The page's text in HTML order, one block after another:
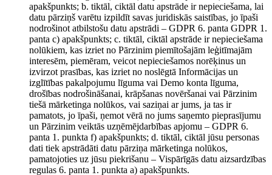
apakšpunkts; b. tiktāl, ciktāl datu apstrāde ir nepieciešama, lai
datu pārziņš varētu izpildīt savas juridiskās saistības, jo īpaši
nodrošinot atbilstošu datu apstrādi – GDPR 6. panta GDPR 1.
panta c) apakšpunkts; c. tiktāl, ciktāl apstrāde ir nepieciešama
nolūkiem, kas izriet no Pārzinim piemītošajām leģitīmajām
interesēm, piemēram, veicot nepieciešamos norēķinus un
izvirzot prasības, kas izriet no noslēgtā Informācijas un
izglītības pakalpojumu līguma vai Demo konta līguma,
drošības nodrošināšanai, krāpšanas novēršanai vai Pārzinim
tiešā mārketinga nolūkos, vai saziņai ar jums, ja tas ir
pamatots, jo īpaši, ņemot vērā no jums saņemto pieprasījumu
un Pārzinim veiktās uzņēmējdarbības apjomu – GDPR 6.
panta 1. punkta f) apakšpunkts; d. tiktāl, ciktāl jūsu personas
dati tiek apstrādāti datu pārziņa mārketinga nolūkos,
pamatojoties uz jūsu piekrišanu – Vispārīgās datu aizsardzības
regulas 6. panta 1. punkta a) apakšpunkts.